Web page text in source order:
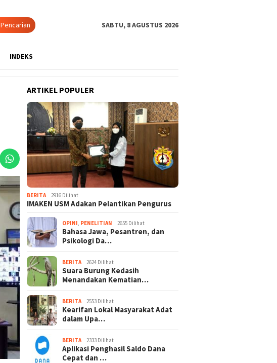
Pencarian SABTU, 8 AGUSTUS 2026
INDEKS
ARTIKEL POPULER
BERITA 2916 Dilihat
IMAKEN USM Adakan Pelantikan Pengurus
OPINI PENELITIAN 2655 Dilihat
Bahasa Jawa, Pesantren, dan
Psikologi Da…
BERITA 2624 Dilihat
Suara Burung Kedasih
Menandakan Kematian…
BERITA 2553 Dilihat
Kearifan Lokal Masyarakat Adat
dalam Upa…
BERITA 2333 Dilihat
Aplikasi Penghasil Saldo Dana
Cepat dan …